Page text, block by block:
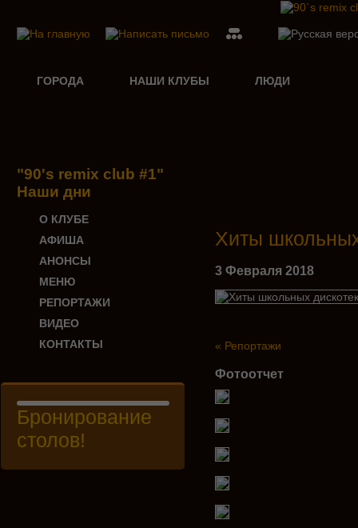
ГОРОДА НАШИ КЛУБЫ ЛЮДИ
"90's remix club #1"
Наши дни
О КЛУБЕ
АФИША
АНОНСЫ
МЕНЮ
РЕПОРТАЖИ
ВИДЕО
КОНТАКТЫ
Бронирование
столов!
Хиты
3 Февраля 2018
« Репортажи
Фотоотчет